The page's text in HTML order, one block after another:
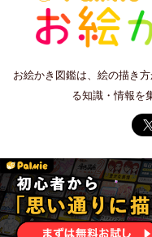
お絵かき図鑑は、絵の描き
る知識・情報を